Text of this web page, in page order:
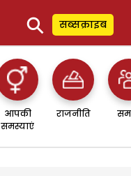
⚲ सब्सक्राइब
आपकी
समस्याएं
राजनीति